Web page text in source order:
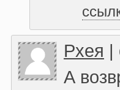
Рхея |
А